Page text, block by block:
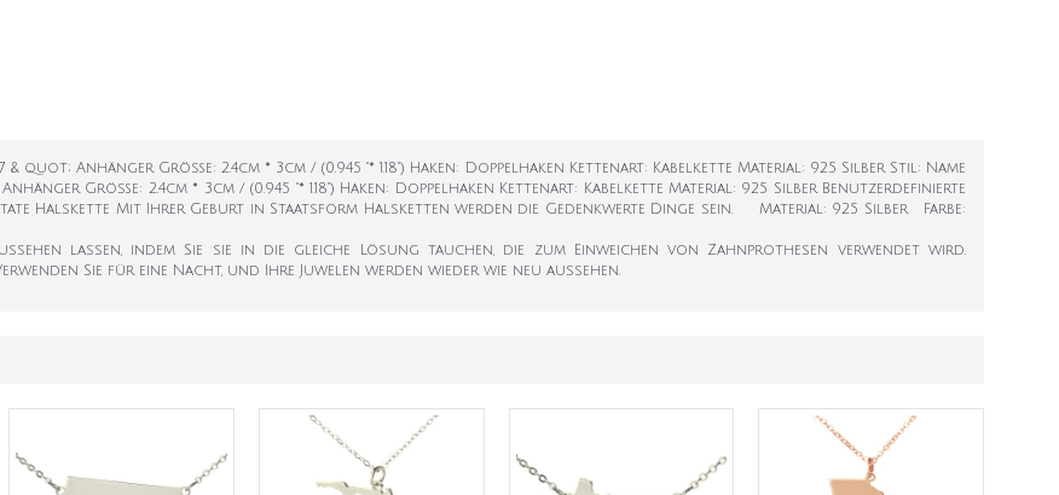
quot; Anhänger Größe: 2.4cm * 3cm / (0.945 "* 1.18") Haken: Doppelhaken Kettenart: Kabelkette Material: 925 Silber Stil: Name
Größe: 2.4cm * 3cm / (0.945 "* 1.18") Haken: Doppelhaken Kettenart: Kabelkette Material: 925 Silber Benutzerdefinierte
Halskette Mit Ihrer Geburt in Staatsform Halsketten werden die Gedenkwerte Dinge sein. Material: 925 Silber Farbe:
lassen, indem Sie sie in die gleiche Lösung tauchen, die zum Einweichen von Zahnprothesen verwendet wird.
Sie für eine Nacht, und Ihre Juwelen werden wieder wie neu aussehen.